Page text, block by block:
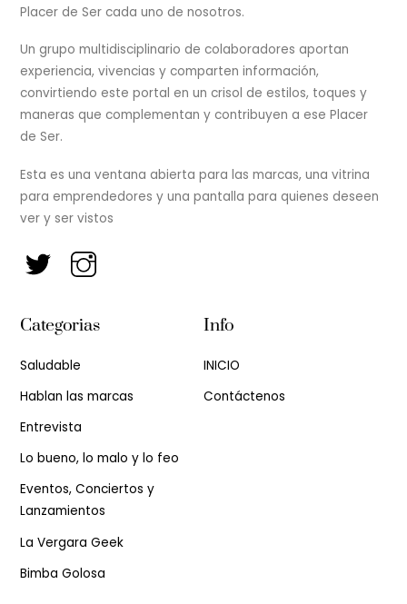
Placer de Ser cada uno de nosotros.
Un grupo multidisciplinario de colaboradores aportan
experiencia, vivencias y comparten información,
convirtiendo este portal en un crisol de estilos, toques y
maneras que complementan y contribuyen a ese Placer
de Ser.
Esta es una ventana abierta para las marcas, una vitrina
para emprendedores y una pantalla para quienes deseen
ver y ser vistos
Categorias
Saludable
Hablan las marcas
Entrevista
Lo bueno, lo malo y lo feo
Eventos, Conciertos y
Lanzamientos
La Vergara Geek
Bimba Golosa
Info
INICIO
Contáctenos